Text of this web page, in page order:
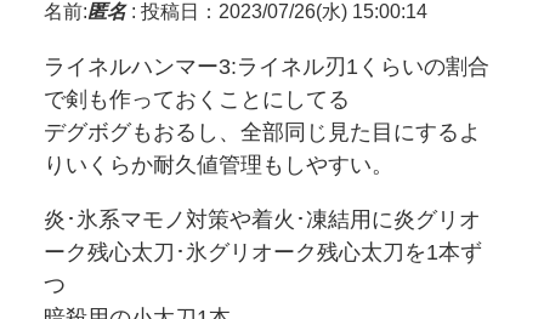
名前:匿名: 投稿日：2023/07/26(水) 15:00:14
ライネルハンマー3:ライネル刃1くらいの割合
で剣も作っておくことにしてる
デグボグもおるし、全部同じ見た目にするよ
りいくらか耐久値管理もしやすい。
炎･氷系マモノ対策や着火･凍結用に炎グリオ
ーク残心太刀･氷グリオーク残心太刀を1本ず
つ